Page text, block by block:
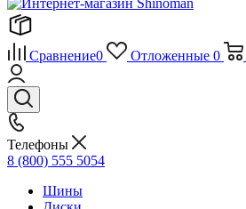
Сравнение0 Отложенные 0
Телефоны
8 (800) 555 5054
Шины